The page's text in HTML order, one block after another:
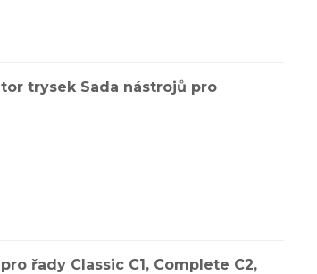
trysek Sada nástrojů pro
řady Classic C1, Complete C2,